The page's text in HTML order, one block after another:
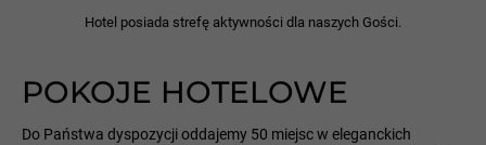
Hotel posiada strefę aktywności dla naszych Gości.
POKOJE HOTELOWE
Do Państwa dyspozycji oddajemy 50 miejsc w eleganckich